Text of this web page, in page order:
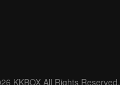
KKBOX All Rights Reserved.